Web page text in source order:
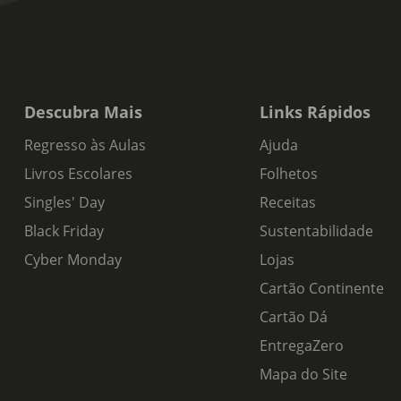
Descubra Mais
Regresso às Aulas
Livros Escolares
Singles' Day
Black Friday
Cyber Monday
Links Rápidos
Ajuda
Folhetos
Receitas
Sustentabilidade
Lojas
Cartão Continente
Cartão Dá
EntregaZero
Mapa do Site